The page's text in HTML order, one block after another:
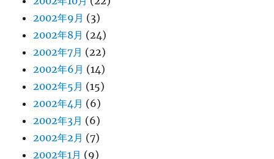
2002年9月 (3)
2002年8月 (24)
2002年7月 (22)
2002年6月 (14)
2002年5月 (15)
2002年4月 (6)
2002年3月 (6)
2002年2月 (7)
2002年1月 (9)